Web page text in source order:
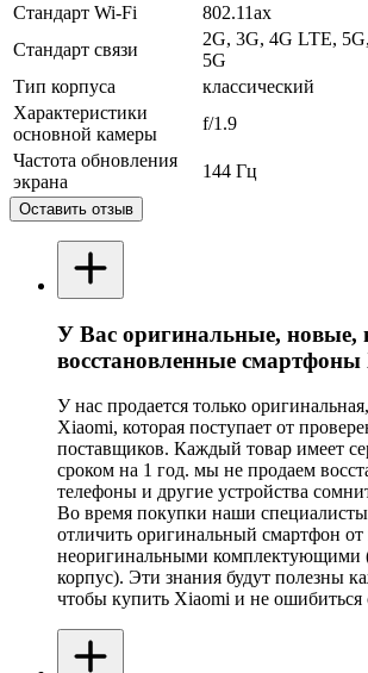
Стандарт Wi-Fi
802.11ax
Стандарт связи
2G, 3G, 4G LTE,
5G
Тип корпуса
классический
Характеристики
основной камеры
f/1.9
Частота обновления
экрана
144 Гц
Оставить отзыв
У Вас оригинальные, новые,
восстановленные смартфоны
У нас продается только
Xiaomi, которая поступает от
поставщиков. Каждый товар имеет
сроком на 1 год. мы не продаем
телефоны и другие устройства
Во время покупки наши
отличить оригинальный смартфон от
неоригинальными комплектующими
корпус). Эти знания будут полезны
чтобы купить Xiaomi и не ошибиться